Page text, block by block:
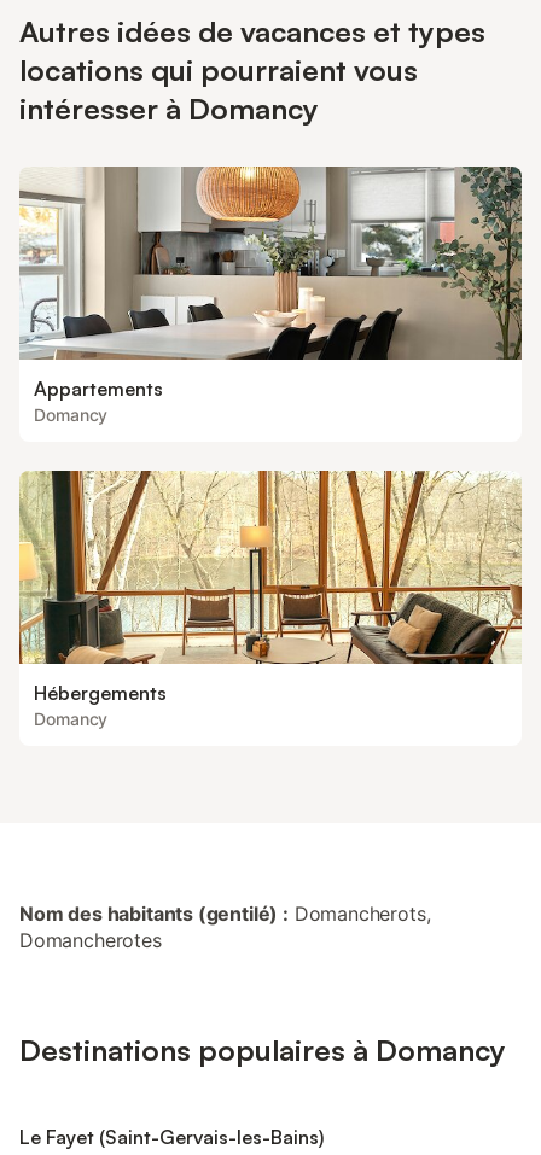
Autres idées de vacances et types
locations qui pourraient vous
intéresser à Domancy
Appartements
Domancy
Hébergements
Domancy
Nom des habitants (gentilé) : Domancherots,
Domancherotes
Destinations populaires à Domancy
Le Fayet (Saint-Gervais-les-Bains)